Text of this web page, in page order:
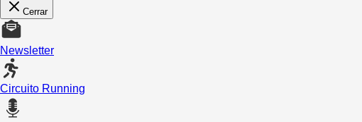
Cerrar
Newsletter
Circuito Running